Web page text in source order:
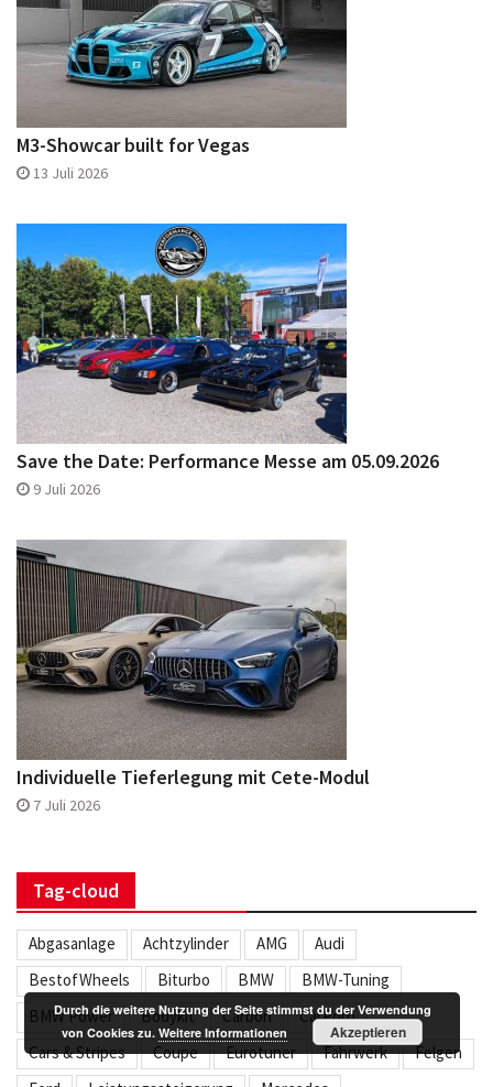
M3-Showcar built for Vegas
13 Juli 2026
Save the Date: Performance Messe am 05.09.2026
9 Juli 2026
Individuelle Tieferlegung mit Cete-Modul
7 Juli 2026
Tag-cloud
Abgasanlage Achtzylinder AMG
Audi
BestofWheels
Biturbo BMW
BMW-Tuning
BMW Power
Bodykit Carbon
CarPorn
Cars & Stripes
Coupe Eurotuner Fahrwerk
Felgen
Durch die weitere Nutzung der Seite stimmst du der Verwendung
von Cookies zu.Weitere Informationen Akzeptieren